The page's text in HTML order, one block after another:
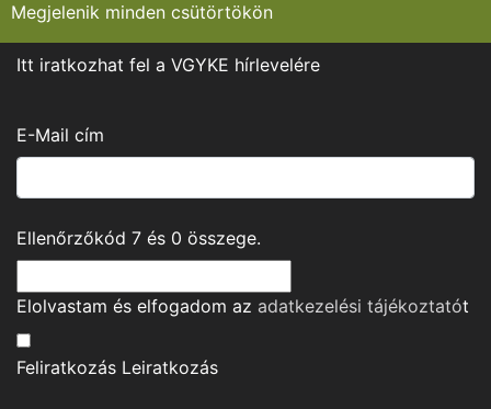
Megjelenik minden csütörtökön
Itt iratkozhat fel a VGYKE hírlevelére
E-Mail cím
Ellenőrzőkód 7 és 0 összege.
Elolvastam és elfogadom az adatkezelési tájékoztatót
Feliratkozás Leiratkozás